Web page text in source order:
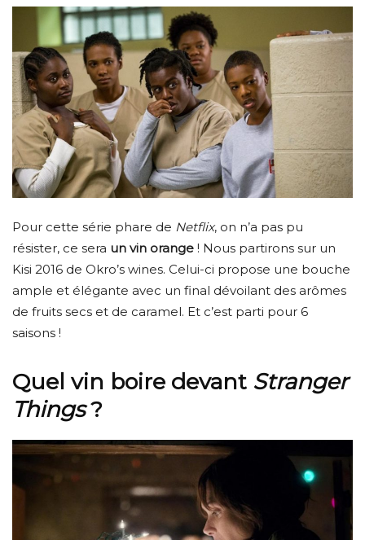
Pour cette série phare de Netflix, on n’a pas pu
résister, ce sera un vin orange ! Nous partirons sur un
Kisi 2016 de Okro’s wines. Celui-ci propose une bouche
ample et élégante avec un final dévoilant des arômes
de fruits secs et de caramel. Et c’est parti pour 6
saisons !
Quel vin boire devant Stranger
Things?